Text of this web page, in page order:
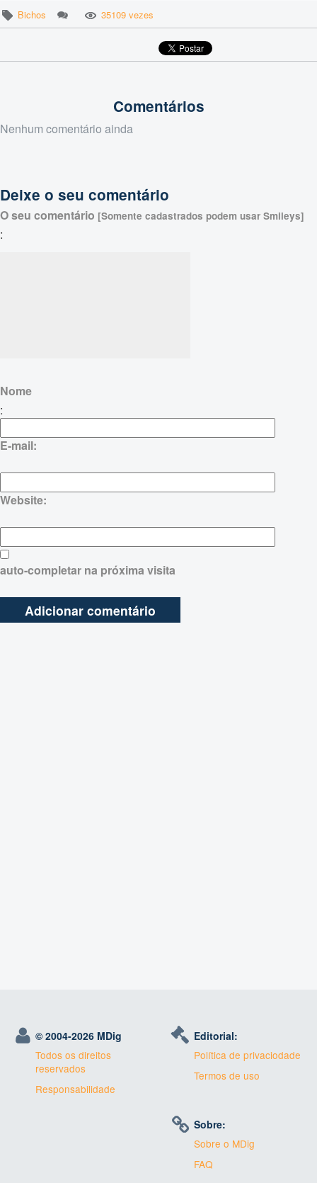
Bichos 35109 vezes
Comentários
Nenhum comentário ainda
Deixe o seu comentário
O seu comentário [Somente cadastrados podem usar Smileys]
:
Nome
:
E-mail:
Website:
auto-completar na próxima visita
© 2004-2026 MDig
Todos os direitos
reservados
Responsabilidade
Editorial:
Política de privaciodade
Termos de uso
Sobre:
Sobre o MDig
FAQ